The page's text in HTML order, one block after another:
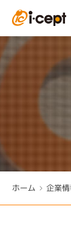
ホーム 企業